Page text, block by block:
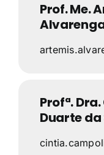
Prof. Me.
Profª.
Duarte